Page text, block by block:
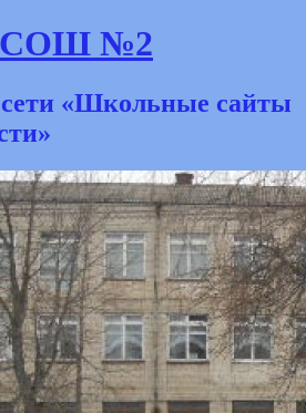
СОШ №2
«Школьные сайты